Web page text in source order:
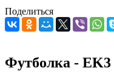
Поделиться
Футболка - EK3